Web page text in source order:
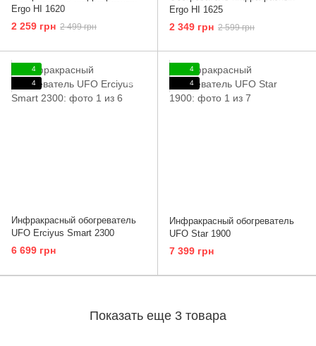
Ergo HI 1620
2 259 грн 2 499 грн
Ergo HI 1625
2 349 грн 2 599 грн
4
4
Инфракрасный обогреватель
UFO Erciyus Smart 2300
6 699 грн
4
4
Инфракрасный обогреватель
UFO Star 1900
7 399 грн
Показать еще 3 товара